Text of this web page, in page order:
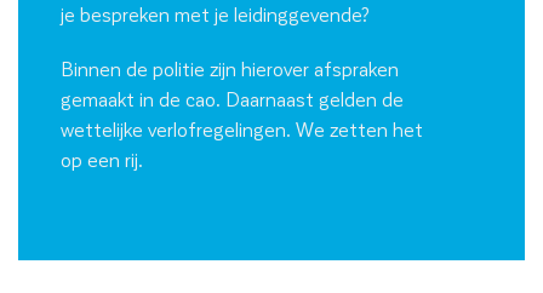
je bespreken met je leidinggevende?
Binnen de politie zijn hierover afspraken
gemaakt in de cao. Daarnaast gelden de
wettelijke verlofregelingen. We zetten het
op een rij.